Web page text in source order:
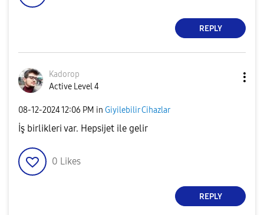
REPLY
Kadorop
Active Level 4
‎08-12-202412:06 PM in Giyilebilir Cihazlar
İş birlikleri var. Hepsijet ile gelir
0 Likes
REPLY